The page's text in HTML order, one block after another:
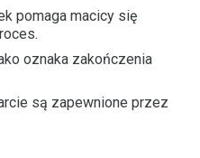
pomaga macicy się
oznaka zakończenia
są zapewnione przez